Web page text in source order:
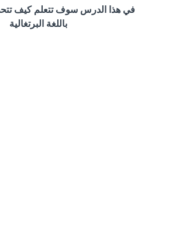
في هذا الدرس سوف تتعلم كيف
باللغة البرتغالية